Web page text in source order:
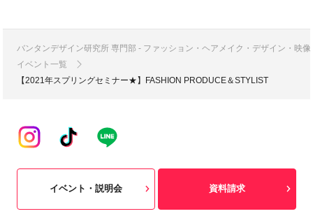
バンタンデザイン研究所 専門部 - ファッション・ヘアメイク・デザイン・映
イベント一覧
【2021年スプリングセミナー★】FASHION PRODUCE＆STYLIST
イベント・説明会 資料請求